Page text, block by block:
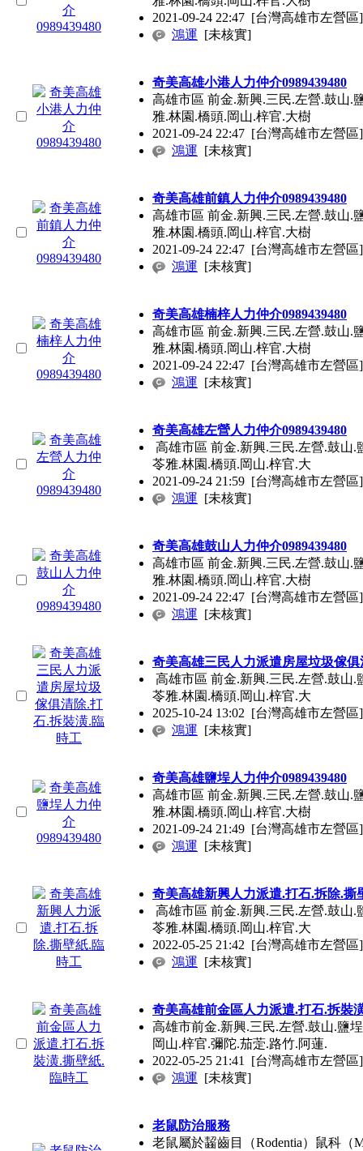
2021-09-24 22:47 [台灣高雄市左營區]
鴻運 [未核實]
奇美高雄小港人力仲介0989439480
高雄市區 前金.新興.三民.左營.鼓山.
雅.林園.橋頭.岡山.梓官.大樹
2021-09-24 22:47 [台灣高雄市左營區]
鴻運 [未核實]
奇美高雄前鎮人力仲介0989439480
高雄市區 前金.新興.三民.左營.鼓山.
雅.林園.橋頭.岡山.梓官.大樹
2021-09-24 22:47 [台灣高雄市左營區]
鴻運 [未核實]
奇美高雄楠梓人力仲介0989439480
高雄市區 前金.新興.三民.左營.鼓山.
雅.林園.橋頭.岡山.梓官.大樹
2021-09-24 22:47 [台灣高雄市左營區]
鴻運 [未核實]
奇美高雄左營人力仲介0989439480
高雄市區 前金.新興.三民.左營.鼓山
苓雅.林園.橋頭.岡山.梓官.大
2021-09-24 21:59 [台灣高雄市左營區]
鴻運 [未核實]
奇美高雄鼓山人力仲介0989439480
高雄市區 前金.新興.三民.左營.鼓山.
雅.林園.橋頭.岡山.梓官.大樹
2021-09-24 22:47 [台灣高雄市左營區]
鴻運 [未核實]
奇美高雄三民人力派遣房屋垃圾傢
高雄市區 前金.新興.三民.左營.鼓山
苓雅.林園.橋頭.岡山.梓官.大
2025-10-24 13:02 [台灣高雄市左營區]
鴻運 [未核實]
奇美高雄鹽埕人力仲介0989439480
高雄市區 前金.新興.三民.左營.鼓山.
雅.林園.橋頭.岡山.梓官.大樹
2021-09-24 21:49 [台灣高雄市左營區]
鴻運 [未核實]
奇美高雄新興人力派遣.打石.拆除.撕
高雄市區 前金.新興.三民.左營.鼓山
苓雅.林園.橋頭.岡山.梓官.大
2022-05-25 21:42 [台灣高雄市左營區]
鴻運 [未核實]
奇美高雄前金區人力派遣.打石.拆裝
高雄市前金.新興.三民.左營.鼓山.鹽
岡山.梓官.彌陀.茄萣.路竹.阿蓮.
2022-05-25 21:41 [台灣高雄市左營區]
鴻運 [未核實]
老鼠防治服務
老鼠屬於齧齒目（Rodentia）鼠科